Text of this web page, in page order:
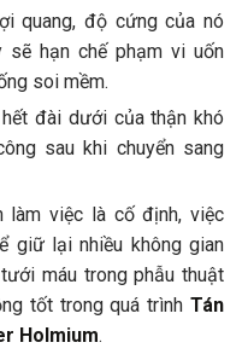
quang, độ cứng của nó
sẽ hạn chế phạm vi uốn
soi mềm.
đài dưới của thận khó
sau khi chuyển sang
làm việc là cố định, việc
giữ lại nhiều không gian
máu trong phẫu thuật
tốt trong quá trình Tán
Holmium.